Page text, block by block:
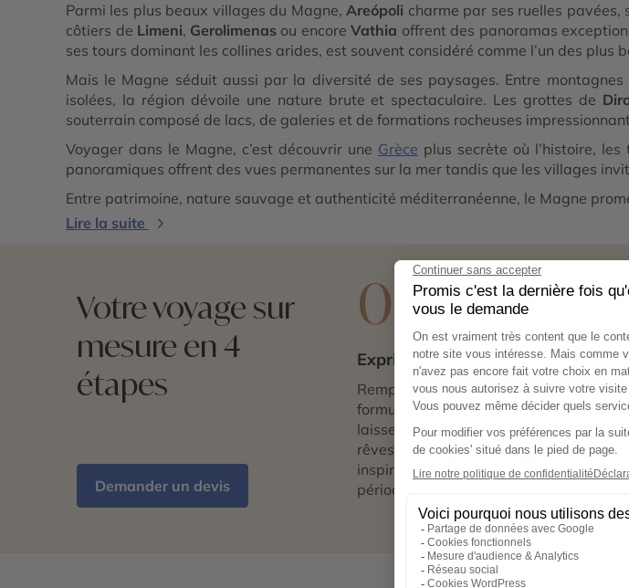
Parmi les plus beaux villages du Magne, Areópoli charme par ses ruelles pavées,
côtiers de Limeni, Gerolimenas ou encore Vathia offrent des panoramas
ses tours dominant les collines arides, est souvent considéré comme l’un des plus
Mais le Magne séduit aussi par la diversité de ses paysages. Entre
isolées, la région dévoile une nature brute et spectaculaire. Les grottes de
souterrain composé de lacs, de galeries et de formations rocheuses
Voyager dans le Magne, c’est découvrir une Grèce plus secrète où l’histoire,
panoramiques offrent des vues permanentes sur la mer tandis que les villages
Entre patrimoine, nature sauvage et authenticité méditerranéenne, le Magne
Lire la suite
Votre voyage sur
mesure en 4
étapes
Demander un devis
01
Exprimez vos envies
Remplissez notre
formulaire en ligne et
laissez libre cours à vos
rêves de voyage :
inspirations, budget,
période idéale…
02
Co-
créer un
image,